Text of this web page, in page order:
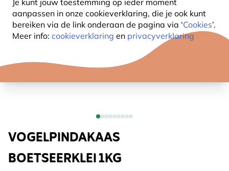
Je kunt jouw toestemming op ieder moment
aanpassen in onze cookieverklaring, die je ook kunt
bereiken via de link onderaan de pagina via ‘Cookies’.
Meer info: cookieverklaring en privacyverklaring
VOGELPINDAKAAS
BOETSEERKLEI 1KG